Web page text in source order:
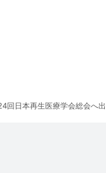
回日本再生医療学会総会へ出